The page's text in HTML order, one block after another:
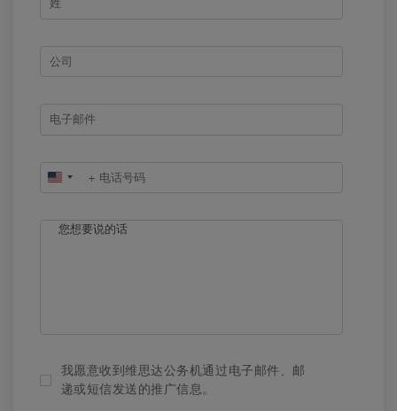
United
+1
我愿意收到维思达公务机通过电子邮件、邮
递或短信发送的推广信息。